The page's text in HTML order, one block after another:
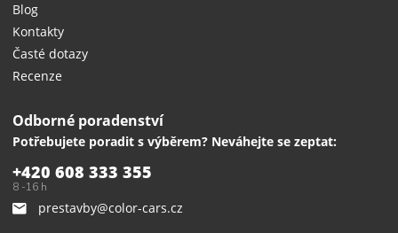
Blog
Kontakty
Časté dotazy
Recenze
Odborné poradenství
Potřebujete poradit s výběrem? Neváhejte se zeptat:
+420 608 333 355
8 -16 h
prestavby@color-cars.cz